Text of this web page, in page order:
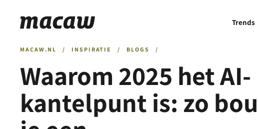
Trends
MACAW.NL / INSPIRATIE / BLOGS /
Waarom 2025 het AI-
kantelpunt is: zo